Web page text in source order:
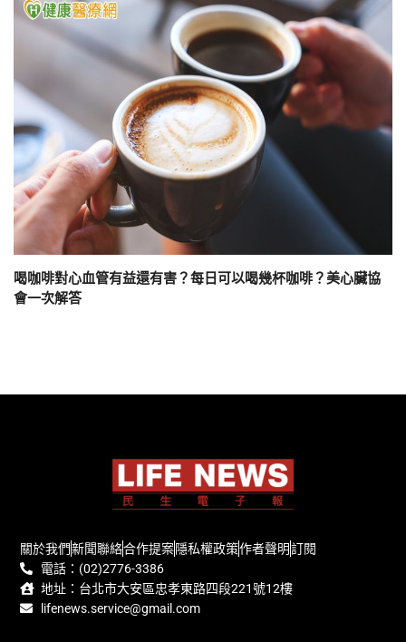
喝咖啡對心血管有益還有害？每日可以喝幾杯咖啡？美心臟協
會一次解答
關於我們新聞聯絡合作提案隱私權政策作者聲明訂閱
電話：(02)2776-3386
地址：台北市大安區忠孝東路四段221號12樓
lifenews.service@gmail.com